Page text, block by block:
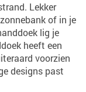
Lekker
of in je
lig je
heeft een
voorzien
designs past